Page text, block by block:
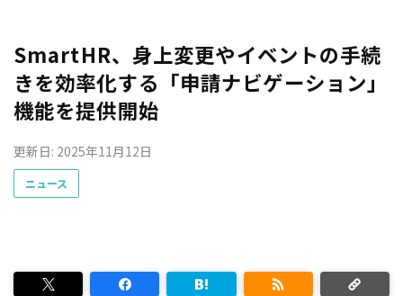
SmartHR、身上変更やイベントの手続
きを効率化する「申請ナビゲーション」
機能を提供開始
更新日: 2025年11月12日
ニュース